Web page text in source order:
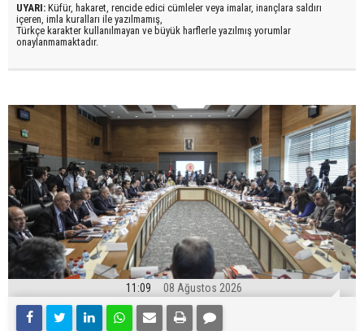
UYARI: Küfür, hakaret, rencide edici cümleler veya imalar, inançlara saldırı
içeren, imla kuralları ile yazılmamış,
Türkçe karakter kullanılmayan ve büyük harflerle yazılmış yorumlar
onaylanmamaktadır.
11:09 08 Ağustos 2026